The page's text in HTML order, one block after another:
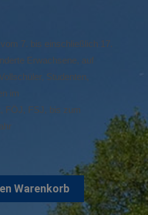
7. bis einschließlich 17.
Erwachsene, auf
Studenten,
im
FÖJ, FSJ, bis zum
Warenkorb